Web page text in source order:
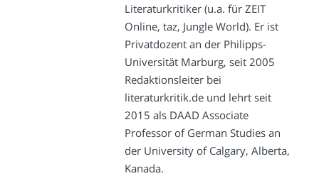
Literaturkritiker (u.a. für ZEIT
Online, taz, Jungle World). Er ist
Privatdozent an der Philipps-
Universität Marburg, seit 2005
Redaktionsleiter bei
literaturkritik.de und lehrt seit
2015 als DAAD Associate
Professor of German Studies an
der University of Calgary, Alberta,
Kanada.